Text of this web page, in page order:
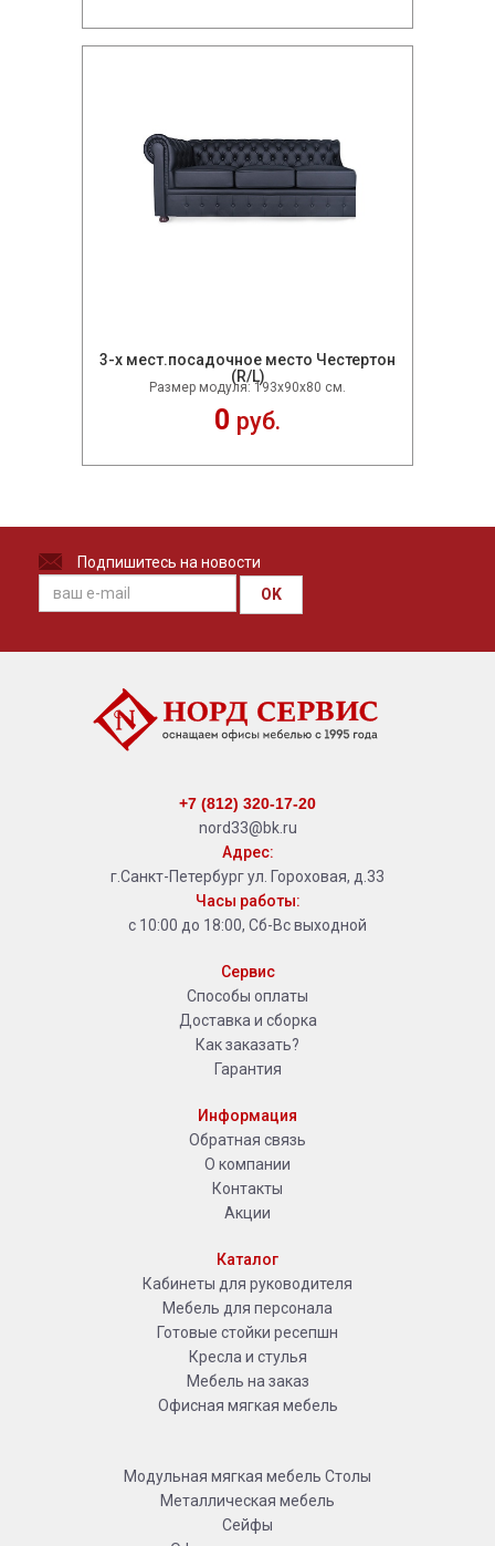
3-х мест.посадочное место Честертон
(R/L)
Размер модуля: 193х90х80 см.
0 руб.
Подпишитесь на новости
OK
+7 (812) 320-17-20
nord33@bk.ru
Адрес:
г.Санкт-Петербург ул. Гороховая, д.33
Часы работы:
с 10:00 до 18:00, Сб-Вс выходной
Сервис
Способы оплаты
Доставка и сборка
Как заказать?
Гарантия
Информация
Обратная связь
О компании
Контакты
Акции
Каталог
Кабинеты для руководителя
Мебель для персонала
Готовые стойки ресепшн
Кресла и стулья
Мебель на заказ
Офисная мягкая мебель
Модульная мягкая мебель Столы
Металлическая мебель
Сейфы